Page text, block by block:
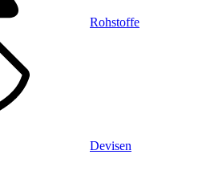
Rohstoffe
Devisen